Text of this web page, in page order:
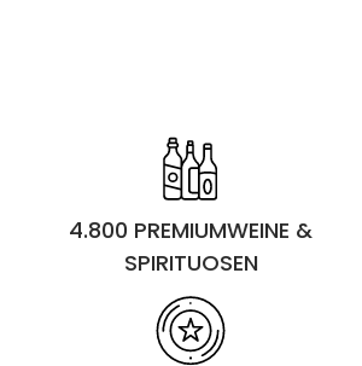
4.800 PREMIUMWEINE &
SPIRITUOSEN